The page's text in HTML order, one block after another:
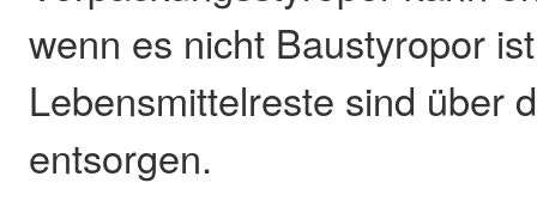
wenn es nicht Baustyropor
Lebensmittelreste sind über
entsorgen.